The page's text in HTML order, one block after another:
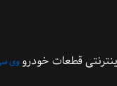
قطعات خودرو وی